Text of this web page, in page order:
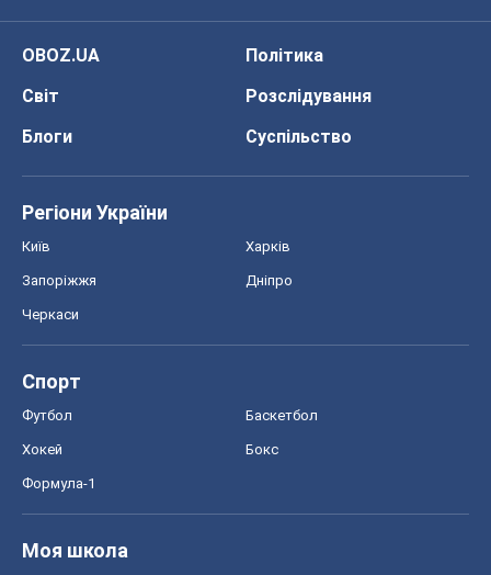
OBOZ.UA
Політика
Світ
Розслідування
Блоги
Суспільство
Регіони України
Київ Харків
Запоріжжя Дніпро
Черкаси
Спорт
Футбол Баскетбол
Хокей Бокс
Формула-1
Моя школа